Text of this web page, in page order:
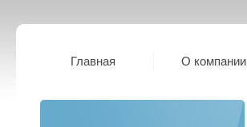
Главная О компании